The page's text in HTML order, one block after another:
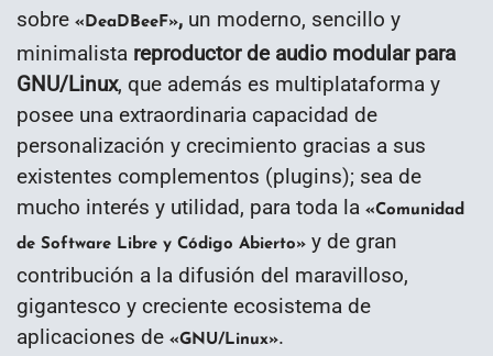
sobre «DeaDBeeF», un moderno, sencillo y
minimalista reproductor de audio modular para
GNU/Linux, que además es multiplataforma y
posee una extraordinaria capacidad de
personalización y crecimiento gracias a sus
existentes complementos (plugins); sea de
mucho interés y utilidad, para toda la «Comunidad
de Software Libre y Código Abierto» y de gran
contribución a la difusión del maravilloso,
gigantesco y creciente ecosistema de
aplicaciones de «GNU/Linux».